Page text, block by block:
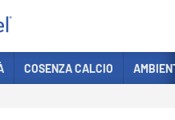
COSENZA CALCIO